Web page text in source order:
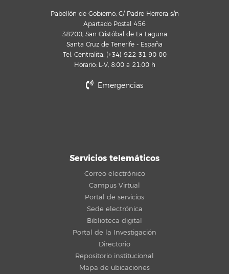
Pabellón de Gobierno, C/ Padre Herrera s/n
Apartado Postal 456
38200, San Cristóbal de La Laguna
Santa Cruz de Tenerife - España
Tel. Centralita: (+34) 922 31 90 00
Horario: L-V, 8:00 a 21:00 h
Emergencias
Servicios telemáticos
Correo electrónico
Campus Virtual
Portal de servicios
Sede electrónica
Biblioteca digital
Portal de la Investigación
Directorio
Repositorio institucional
Mapa de ubicaciones